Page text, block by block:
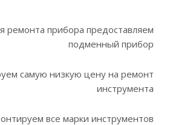
ремонта прибора предоставляем
подменный прибор
самую низкую цену на ремонт
инструмента
все марки инструментов